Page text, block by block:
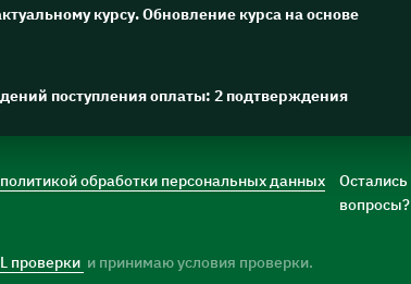
курсу. Обновление курса на основе
поступления оплаты: 2 подтверждения
политикой обработки персональных данных
Остались
вопросы?
проверки и принимаю условия проверки.